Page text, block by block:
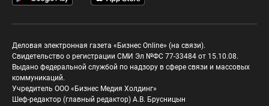
Деловая электронная газета «Бизнес Online» (на связи).
Свидетельство о регистрации СМИ Эл №ФС 77-33484 от 15.10.08.
Выдано федеральной службой по надзору в сфере связи и массовых
коммуникаций.
Учредитель ООО «Бизнес Медия Холдинг»
Шеф-редактор (главный редактор) А.В. Брусницын